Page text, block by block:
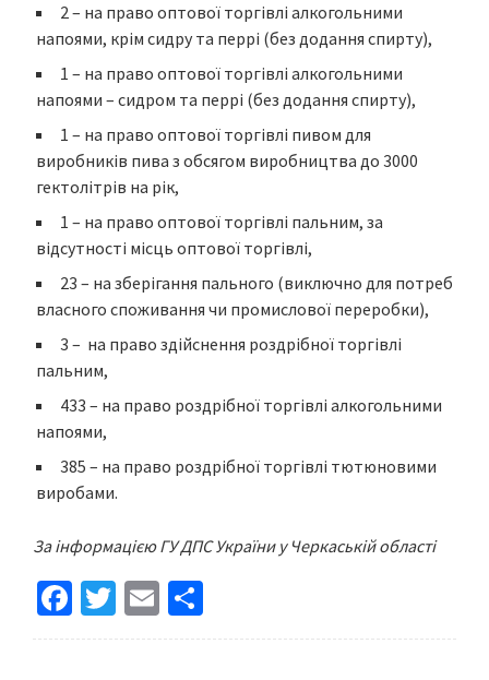
2 – на право оптової торгівлі алкогольними
напоями, крім сидру та перрі (без додання спирту),
1 – на право оптової торгівлі алкогольними
напоями – сидром та перрі (без додання спирту),
1 – на право оптової торгівлі пивом для
виробників пива з обсягом виробництва до 3000
гектолітрів на рік,
1 – на право оптової торгівлі пальним, за
відсутності місць оптової торгівлі,
23 – на зберігання пального (виключно для потреб
власного споживання чи промислової переробки),
3 – на право здійснення роздрібної торгівлі
пальним,
433 – на право роздрібної торгівлі алкогольними
напоями,
385 – на право роздрібної торгівлі тютюновими
виробами.
За інформацією ГУ ДПС України у Черкаській області
Fa
ce
T
wi
E
m h